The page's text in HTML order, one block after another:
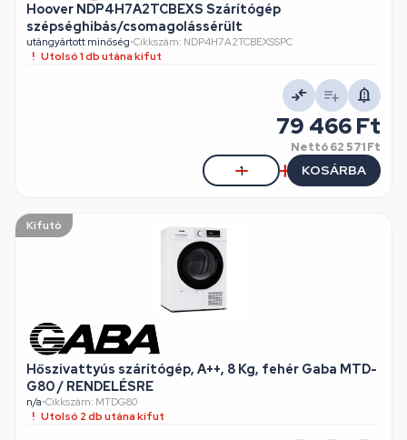
Hoover NDP4H7A2TCBEXS Szárítógép
szépséghibás/csomagolássérült
utángyártott minőség•Cikkszám: NDP4H7A2TCBEXSSPC
Utolsó 1 db utána kifut
79 466 Ft
Nettó62 571 Ft
KOSÁRBA
Kifutó
Hőszivattyús szárítógép, A++, 8 Kg, fehér Gaba MTD-
G80 / RENDELÉSRE
n/a•Cikkszám: MTDG80
Utolsó 2 db utána kifut